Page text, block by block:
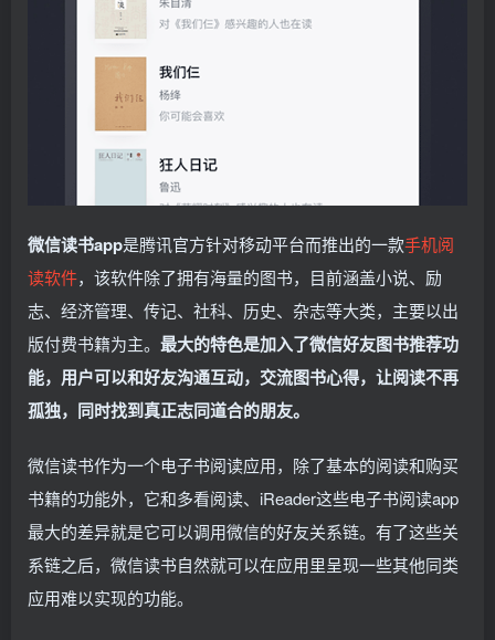
微信读书app是腾讯官方针对移动平台而推出的一款手机阅
读软件，该软件除了拥有海量的图书，目前涵盖小说、励
志、经济管理、传记、社科、历史、杂志等大类，主要以出
版付费书籍为主。 最大的特色是加入了微信好友图书推荐功
能，用户可以和好友沟通互动，交流图书心得，让阅读不再
孤独，同时找到真正志同道合的朋友。
微信读书作为一个电子书阅读应用，除了基本的阅读和购买
书籍的功能外，它和多看阅读、iReader这些电子书阅读app
最大的差异就是它可以调用微信的好友关系链。有了这些关
系链之后，微信读书自然就可以在应用里呈现一些其他同类
应用难以实现的功能。